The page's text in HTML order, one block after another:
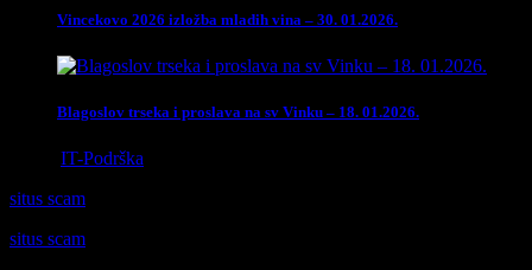
Vincekovo 2026 izložba mladih vina – 30. 01.2026.
Blagoslov trseka i proslava na sv Vinku – 18. 01.2026.
IT-Podrška
situs scam
situs scam